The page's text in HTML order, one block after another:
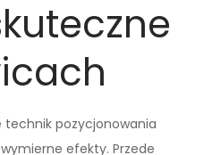
technik pozycjonowania
efekty. Przede